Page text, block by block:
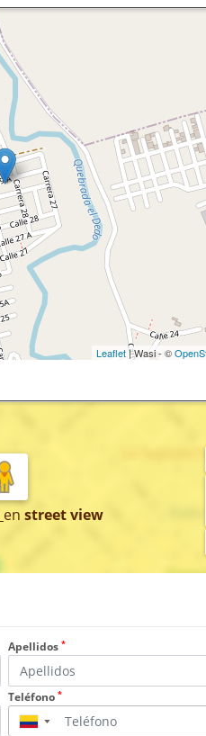
Leaflet| Wasi - ©
en street view
Apellidos *
Teléfono *
▼